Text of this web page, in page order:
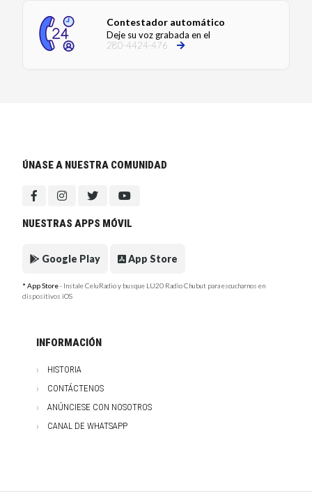
Contestador automático
Deje su voz grabada en el
280-4424-476
ÚNASE A NUESTRA COMUNIDAD
NUESTRAS APPS MÓVIL
Google Play App Store
* App Store- Instale CeluRadio y busque LU20 Radio Chubut para escucharnos en
dispositivos iOS
INFORMACIÓN
HISTORIA
CONTÁCTENOS
ANÚNCIESE CON NOSOTROS
CANAL DE WHATSAPP